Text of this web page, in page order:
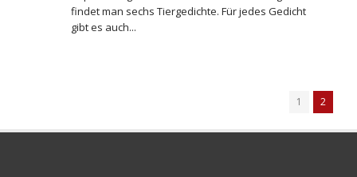
findet man sechs Tiergedichte. Für jedes Gedicht
gibt es auch...
1 2